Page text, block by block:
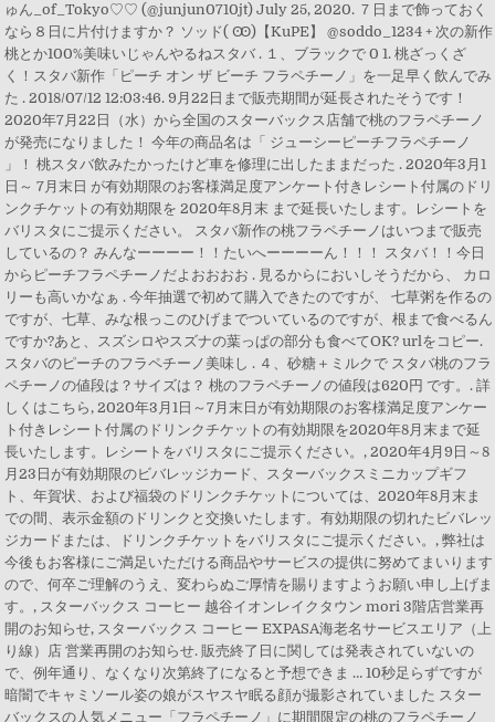
ゅん_of_Tokyo♡♡ (@junjun0710jt) July 25, 2020. ７日まで飾っておく
なら８日に片付けますか？ ソッド( Ꙭ)【KuPE】 @soddo_1234 + 次の新作
桃とか100%美味いじゃんやるねスタバ . １、ブラックで 0 1. 桃ざっくざ
く！スタバ新作「ピーチ オン ザ ビーチ フラペチーノ」を一足早く飲んでみ
た . 2018/07/12 12:03:46. 9月22日まで販売期間が延長されたそうです！
2020年7月22日（水）から全国のスターバックス店舗で桃のフラペチーノ
が発売になりました！ 今年の商品名は「 ジューシーピーチフラペチーノ
」！ 桃スタバ飲みたかったけど車を修理に出したままだった . 2020年3月1
日～ 7月末日 が有効期限のお客様満足度アンケート付きレシート付属のドリ
ンクチケットの有効期限を 2020年8月末 まで延長いたします。レシートを
バリスタにご提示ください。 スタバ新作の桃フラペチーノはいつまで販売
しているの？ みんなーーーー！！たいへーーーーん！！！ スタバ！！今日
からピーチフラペチーノだよおおおお . 見るからにおいしそうだから、 カロ
リーも高いかなぁ . 今年抽選で初めて購入できたのですが、 七草粥を作るの
ですが、七草、みな根っこのひげまでついているのですが、根まで食べるん
ですか?あと、スズシロやスズナの葉っぱの部分も食べてOK? urlをコピー.
スタバのピーチのフラペチーノ美味し . ４、砂糖＋ミルクで スタバ桃のフラ
ペチーノの値段は？サイズは？ 桃のフラペチーノの値段は620円 です。. 詳
しくはこちら, 2020年3月1日～7月末日が有効期限のお客様満足度アンケー
ト付きレシート付属のドリンクチケットの有効期限を2020年8月末まで延
長いたします。レシートをバリスタにご提示ください。, 2020年4月9日～8
月23日が有効期限のビバレッジカード、スターバックスミニカップギフ
ト、年賀状、および福袋のドリンクチケットについては、2020年8月末ま
での間、表示金額のドリンクと交換いたします。有効期限の切れたビバレッ
ジカードまたは、ドリンクチケットをバリスタにご提示ください。, 弊社は
今後もお客様にご満足いただける商品やサービスの提供に努めてまいります
ので、何卒ご理解のうえ、変わらぬご厚情を賜りますようお願い申し上げま
す。, スターバックス コーヒー 越谷イオンレイクタウン mori 3階店営業再
開のお知らせ, スターバックス コーヒー EXPASA海老名サービスエリア（上
り線）店 営業再開のお知らせ. 販売終了日に関しては発表されていないの
で、例年通り、なくなり次第終了になると予想できま … 10秒足らずですが
暗闇でキャミソール姿の娘がスヤスヤ眠る顔が撮影されていました スター
バックスの人気メニュー「フラペチーノ」に期間限定の桃のフラペチーノ